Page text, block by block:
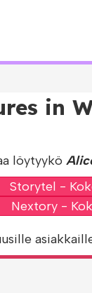
in
löytyykö
Storytel -
Nextory -